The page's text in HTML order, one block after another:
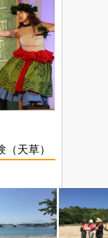
（天草）